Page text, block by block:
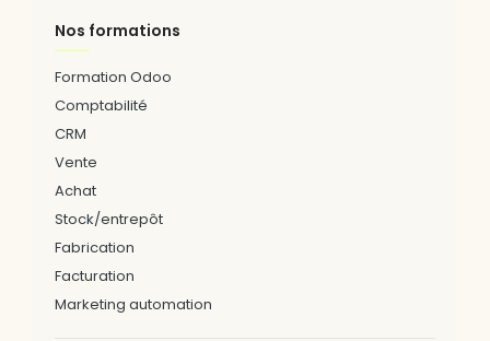
Nos formations
Formation Odoo
Comptabilité
CRM
Vente
Achat
Stock/entrepôt
Fabrication
Facturation
Marketing automation